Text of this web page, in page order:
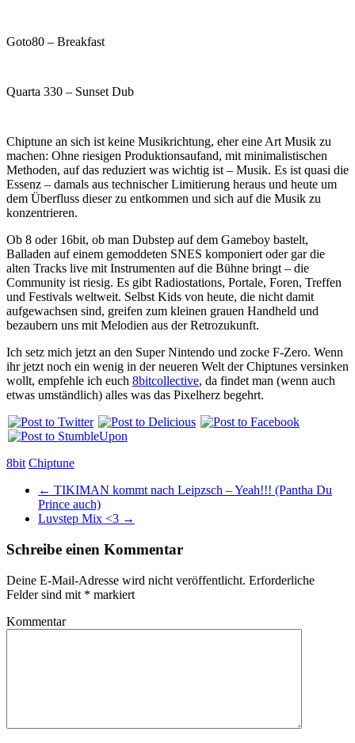
Goto80 – Breakfast
Quarta 330 – Sunset Dub
Chiptune an sich ist keine Musikrichtung, eher eine Art Musik zu
machen: Ohne riesigen Produktionsaufand, mit minimalistischen
Methoden, auf das reduziert was wichtig ist – Musik. Es ist quasi die
Essenz – damals aus technischer Limitierung heraus und heute um
dem Überfluss dieser zu entkommen und sich auf die Musik zu
konzentrieren.
Ob 8 oder 16bit, ob man Dubstep auf dem Gameboy bastelt,
Balladen auf einem gemoddeten SNES komponiert oder gar die
alten Tracks live mit Instrumenten auf die Bühne bringt – die
Community ist riesig. Es gibt Radiostations, Portale, Foren, Treffen
und Festivals weltweit. Selbst Kids von heute, die nicht damit
aufgewachsen sind, greifen zum kleinen grauen Handheld und
bezaubern uns mit Melodien aus der Retrozukunft.
Ich setz mich jetzt an den Super Nintendo und zocke F-Zero. Wenn
ihr jetzt noch ein wenig in der neueren Welt der Chiptunes versinken
wollt, empfehle ich euch 8bitcollective, da findet man (wenn auch
etwas umständlich) alles was das Pixelherz begehrt.
8bit Chiptune
← TIKIMAN kommt nach Leipzsch – Yeah!!! (Pantha Du
Prince auch)
Luvstep Mix <3 →
Schreibe einen Kommentar
Deine E-Mail-Adresse wird nicht veröffentlicht. Erforderliche
Felder sind mit * markiert
Kommentar